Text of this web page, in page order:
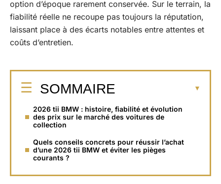
option d’époque rarement conservée. Sur le terrain, la
fiabilité réelle ne recoupe pas toujours la réputation,
laissant place à des écarts notables entre attentes et
coûts d’entretien.
SOMMAIRE
2026 tii BMW : histoire, fiabilité et évolution
des prix sur le marché des voitures de
collection
Quels conseils concrets pour réussir l’achat
d’une 2026 tii BMW et éviter les pièges
courants ?